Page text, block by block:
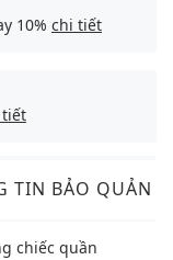
10% chi tiết
TIN BẢO QUẢN
chiếc quần